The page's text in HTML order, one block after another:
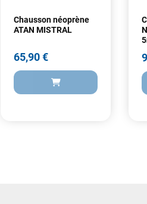
Chausson néoprène
ATAN MISTRAL
65,90 €